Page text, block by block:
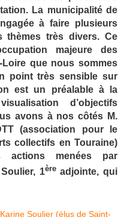
La municipalité de
à faire plusieurs
thèmes très divers. Ce
majeure des
Loire que nous sommes
point très sensible sur
est un préalable à la
d’objectifs
avons à nos côtés M.
(association pour le
collectifs en Touraine)
actions menées par
1èreadjointe, qui